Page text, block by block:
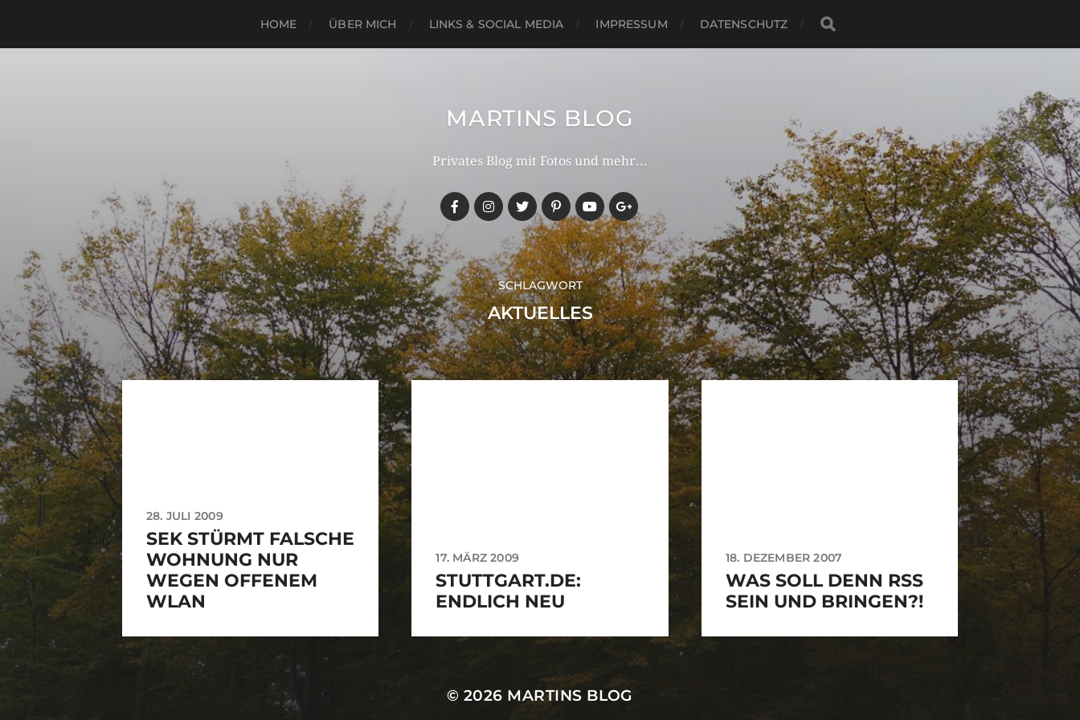
HOME ÜBER MICH LINKS & SOCIAL MEDIA IMPRESSUM DATENSCHUTZ
MARTINS BLOG
Privates Blog mit Fotos und mehr...
SCHLAGWORT
AKTUELLES
28. JULI 2009
SEK STÜRMT FALSCHE
WOHNUNG NUR
WEGEN OFFENEM
WLAN
17. MÄRZ 2009
STUTTGART.DE:
ENDLICH NEU
18. DEZEMBER 2007
WAS SOLL DENN RSS
SEIN UND BRINGEN?!
© 2026 MARTINS BLOG